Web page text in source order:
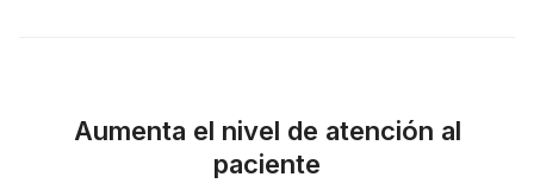
Aumenta el nivel de atención al
paciente